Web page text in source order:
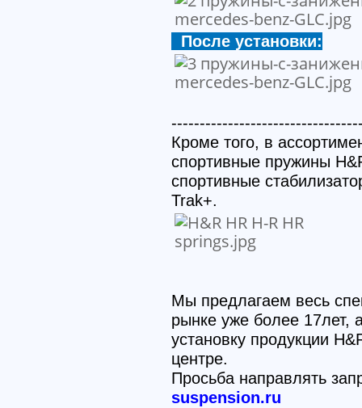
После установки:
Кроме того, в
спортивные пружины
спортивные
Trak+.
Мы предлагаем весь
рынке уже более 17лет,
установку продукции
центре.
Просьба направлять
suspension.ru